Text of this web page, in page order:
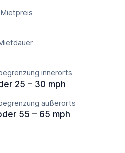
innerorts
25 – 30 mph
außerorts
55 – 65 mph